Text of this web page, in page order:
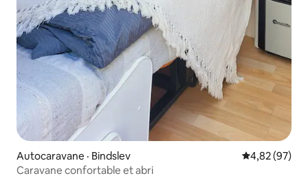
Autocaravane · Bindslev Note
4,82 (97)
Caravane confortable et abri